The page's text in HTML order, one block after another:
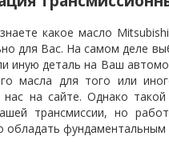
какое масло
для Вас. На самом деле
иную деталь на Ваш
масла для того или
нас на сайте. Однако
трансмиссии, но
обладать